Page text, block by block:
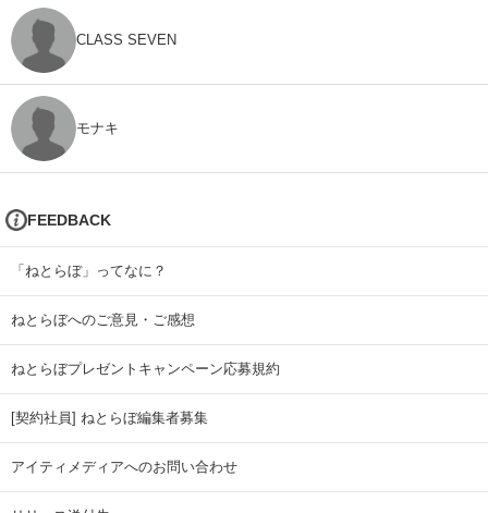
CLASS SEVEN
モナキ
FEEDBACK
「ねとらぼ」ってなに？
ねとらぼへのご意見・ご感想
ねとらぼプレゼントキャンペーン応募規約
[契約社員] ねとらぼ編集者募集
アイティメディアへのお問い合わせ